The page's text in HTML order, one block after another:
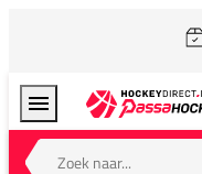
Zoek naar...